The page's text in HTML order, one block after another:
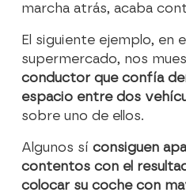
marcha atrás, acaba
El siguiente ejemplo, en
supermercado, nos
conductor que confía
espacio entre dos
sobre uno de ellos.
Algunos síconsiguen
contentos con el
colocar su coche con